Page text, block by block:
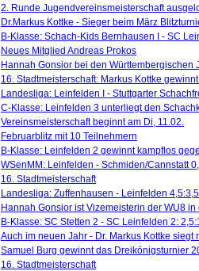
2. Runde Jugendvereinsmeisterschaft
Dr.Markus Kottke - Sieger beim März
B-Klasse: Schach-Kids Bernhausen I - SC
Neues Mitglied Andreas Prokos
Hannah Gonsior bei den Württembergischen
16. Stadtmeisterschaft: Markus Kottke
Landesliga: Leinfelden I - Stuttgarter
C-Klasse: Leinfelden 3 unterliegt den
Vereinsmeisterschaft beginnt am Di, 11.02.
Februarblitz mit 10 Teilnehmern
B-Klasse: Leinfelden 2 gewinnt kampflos
WSenMM: Leinfelden - Schmiden/Cannstatt
16. Stadtmeisterschaft
Landesliga: Zuffenhausen - Leinfelden 4,5:3,5
Hannah Gonsior ist Vizemeisterin der WU8 in
B-Klasse: SC Stetten 2 - SC Leinfelden 2:
Auch im neuen Jahr - Dr. Markus Kottke
Samuel Burg gewinnt das Dreikönigsturnier
16. Stadtmeisterschaft